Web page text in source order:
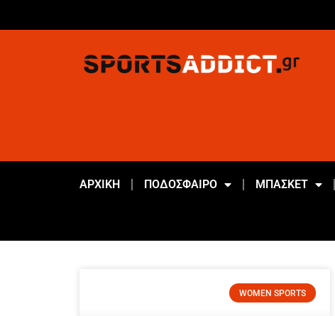
ΑΡΧΙΚΗ ΠΟΔΟΣΦΑΙΡΟ ΜΠΑΣΚΕΤ
WOMEN SPORTS